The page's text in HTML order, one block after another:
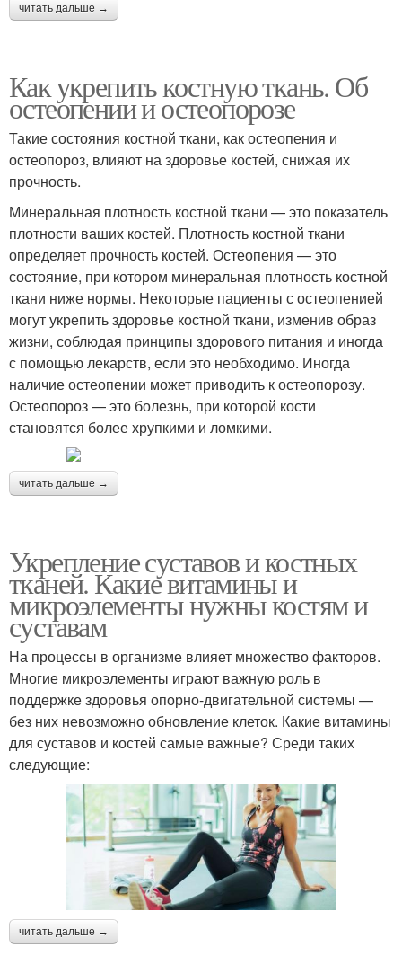
читать дальше →
Как укрепить костную ткань. Об
остеопении и остеопорозе
Такие состояния костной ткани, как остеопения и
остеопороз, влияют на здоровье костей, снижая их
прочность.
Минеральная плотность костной ткани — это показатель
плотности ваших костей. Плотность костной ткани
определяет прочность костей. Остеопения — это
состояние, при котором минеральная плотность костной
ткани ниже нормы. Некоторые пациенты с остеопенией
могут укрепить здоровье костной ткани, изменив образ
жизни, соблюдая принципы здорового питания и иногда
с помощью лекарств, если это необходимо. Иногда
наличие остеопении может приводить к остеопорозу.
Остеопороз — это болезнь, при которой кости
становятся более хрупкими и ломкими.
читать дальше →
Укрепление суставов и костных
тканей. Какие витамины и
микроэлементы нужны костям и
суставам
На процессы в организме влияет множество факторов.
Многие микроэлементы играют важную роль в
поддержке здоровья опорно-двигательной системы —
без них невозможно обновление клеток. Какие витамины
для суставов и костей самые важные? Среди таких
следующие:
читать дальше →